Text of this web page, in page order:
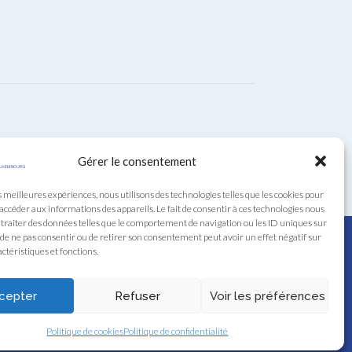
Gérer le consentement
expériences, nous utilisons des technologies telles que les cookies pour
aux informations des appareils. Le fait de consentir à ces technologies nous
des données telles que le comportement de navigation ou les ID uniques sur
de ne pas consentir ou de retirer son consentement peut avoir un effet négatif sur
et fonctions.
Refuser Voir les préférences
Politique de cookiesPolitique de confidentialité